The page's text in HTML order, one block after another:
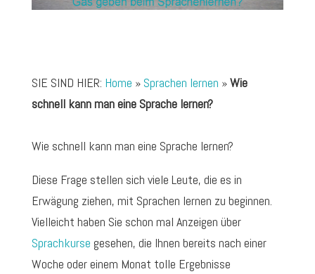
SIE SIND HIER: Home » Sprachen lernen »Wie
schnell kann man eine Sprache lernen?
Wie schnell kann man eine Sprache lernen?
Diese Frage stellen sich viele Leute, die es in
Erwägung ziehen, mit Sprachen lernen zu beginnen.
Vielleicht haben Sie schon mal Anzeigen über
Sprachkurse gesehen, die Ihnen bereits nach einer
Woche oder einem Monat tolle Ergebnisse